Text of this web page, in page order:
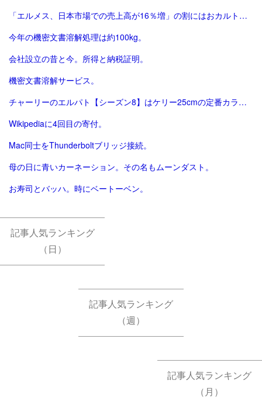
「エルメス、日本市場での売上高が16％増」の割にはおカルト系（笑）は減った気がする。
今年の機密文書溶解処理は約100kg。
会社設立の昔と今。所得と納税証明。
機密文書溶解サービス。
チャーリーのエルパト【シーズン8】はケリー25cmの定番カラーで終了。
Wikipediaに4回目の寄付。
Mac同士をThunderboltブリッジ接続。
母の日に青いカーネーション。その名もムーンダスト。
お寿司とバッハ。時にベートーベン。
記事人気ランキング
（日）
記事人気ランキング
（週）
記事人気ランキング
（月）